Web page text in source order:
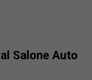
Salone Auto